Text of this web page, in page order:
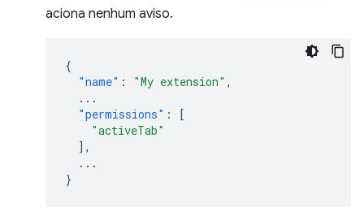
aciona nenhum aviso.
{
"name" : "My extension" ,
...
"permissions" :
[
"activeTab"
],
...
}